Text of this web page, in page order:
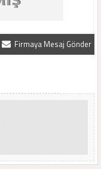
Firmaya Mesaj Gönder